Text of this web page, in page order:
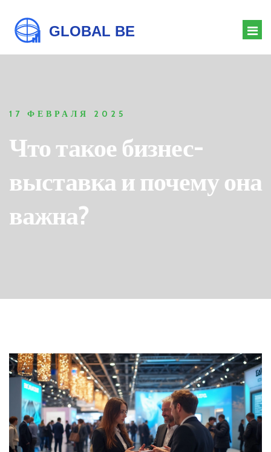
ЗНАЧЕНИЕ ФОРУМА
17 ФЕВРАЛЯ 2025
Что такое бизнес-
выставка и почему она
важна?